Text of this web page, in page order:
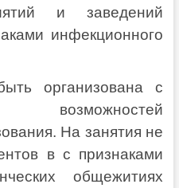
и заведений
инфекционного
организована с
возможностей
На занятия не
в с признаками
общежитиях